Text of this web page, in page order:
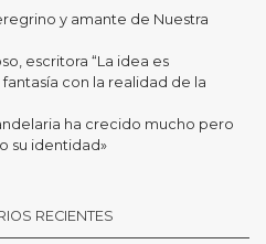
y amante de Nuestra
escritora “La idea es
con la realidad de la
ha crecido mucho pero
su identidad»
RECIENTES